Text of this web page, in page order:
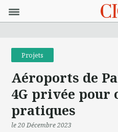
Projets
Aéroports de
4G privée pour
pratiques
le 20 Décembre 2023